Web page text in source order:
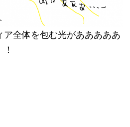
ア全体を包む光があああああ